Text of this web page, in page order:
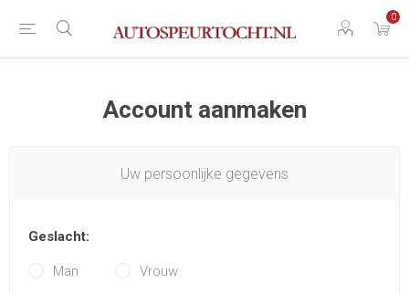
0
Account aanmaken
Uw persoonlijke gegevens
Geslacht:
Man Vrouw